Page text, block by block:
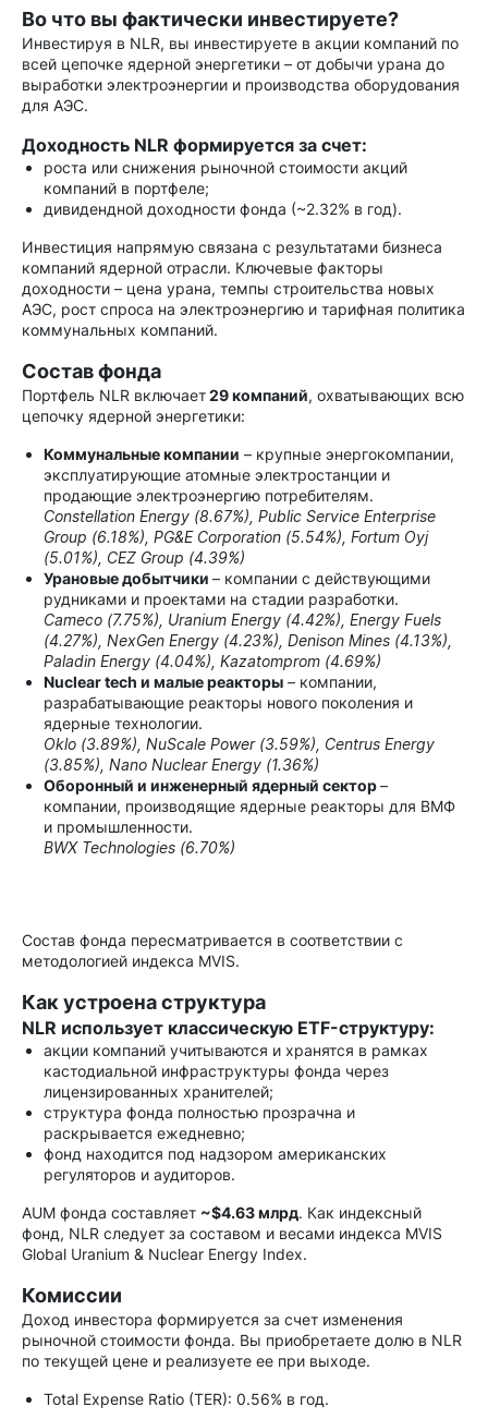
Во что вы фактически инвестируете?
Инвестируя в NLR, вы инвестируете в акции компаний по
всей цепочке ядерной энергетики – от добычи урана до
выработки электроэнергии и производства оборудования
для АЭС.
Доходность NLR формируется за счет:
роста или снижения рыночной стоимости акций
компаний в портфеле;
дивидендной доходности фонда (~2.32% в год).
Инвестиция напрямую связана с результатами бизнеса
компаний ядерной отрасли. Ключевые факторы
доходности – цена урана, темпы строительства новых
АЭС, рост спроса на электроэнергию и тарифная политика
коммунальных компаний.
Состав фонда
Портфель NLR включает29 компаний, охватывающих всю
цепочку ядерной энергетики:
Коммунальные компании – крупные энергокомпании,
эксплуатирующие атомные электростанции и
продающие электроэнергию потребителям.
Constellation Energy (8.67%), Public Service Enterprise
Group (6.18%), PG&E Corporation (5.54%), Fortum Oyj
(5.01%), CEZ Group (4.39%)
Урановые добытчики – компании с действующими
рудниками и проектами на стадии разработки.
Cameco (7.75%), Uranium Energy (4.42%), Energy Fuels
(4.27%), NexGen Energy (4.23%), Denison Mines (4.13%),
Paladin Energy (4.04%), Kazatomprom (4.69%)
Nuclear tech и малые реакторы – компании,
разрабатывающие реакторы нового поколения и
ядерные технологии.
Oklo (3.89%), NuScale Power (3.59%), Centrus Energy
(3.85%), Nano Nuclear Energy (1.36%)
Оборонный и инженерный ядерный сектор–
компании, производящие ядерные реакторы для ВМФ
и промышленности.
BWX Technologies (6.70%)
Состав фонда пересматривается в соответствии с
методологией индекса MVIS.
Как устроена структура
NLR использует классическую ETF-структуру:
акции компаний учитываются и хранятся в рамках
кастодиальной инфраструктуры фонда через
лицензированных хранителей;
структура фонда полностью прозрачна и
раскрывается ежедневно;
фонд находится под надзором американских
регуляторов и аудиторов.
AUM фонда составляет ~$4.63 млрд. Как индексный
фонд, NLR следует за составом и весами индекса MVIS
Global Uranium & Nuclear Energy Index.
Комиссии
Доход инвестора формируется за счет изменения
рыночной стоимости фонда. Вы приобретаете долю в NLR
по текущей цене и реализуете ее при выходе.
Total Expense Ratio (TER): 0.56% в год.